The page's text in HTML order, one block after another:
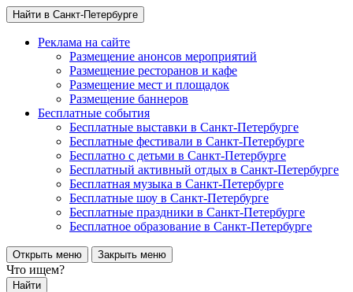
Найти в Санкт-Петербурге
Реклама на сайте
Размещение анонсов мероприятий
Размещение ресторанов и кафе
Размещение мест и площадок
Размещение баннеров
Бесплатные события
Бесплатные выставки в Санкт-Петербурге
Бесплатные фестивали в Санкт-Петербурге
Бесплатно с детьми в Санкт-Петербурге
Бесплатный активный отдых в Санкт-Петербурге
Бесплатная музыка в Санкт-Петербурге
Бесплатные шоу в Санкт-Петербурге
Бесплатные праздники в Санкт-Петербурге
Бесплатное образование в Санкт-Петербурге
Открыть меню Закрыть меню
Что ищем?
Найти